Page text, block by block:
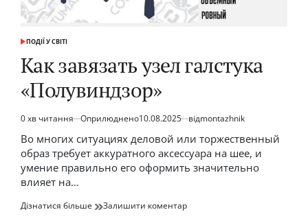
ОПУБЛІКУВАТИ
ПОДІЇ У СВІТІ
Как завязать узел галстука
«Полувиндзор»
Орієнтовний
час
читання
0 хв читання Оприлюднено10.08.2025 відmontazhnik
Во многих ситуациях деловой или торжественный
образ требует аккуратного аксессуара на шее, и
умение правильно его оформить значительно
влияет на…
Дізнатися більше Залишити коментардо